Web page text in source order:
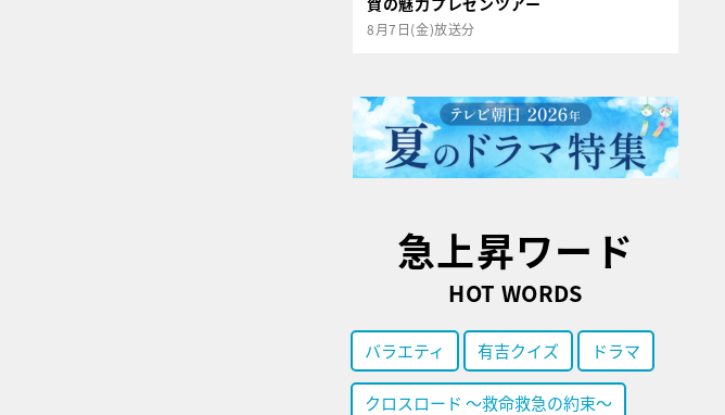
8月7日(金)放送分
急上昇ワード
HOT WORDS
バラエティ 有吉クイズ ドラマ
クロスロード ～救命救急の約束～